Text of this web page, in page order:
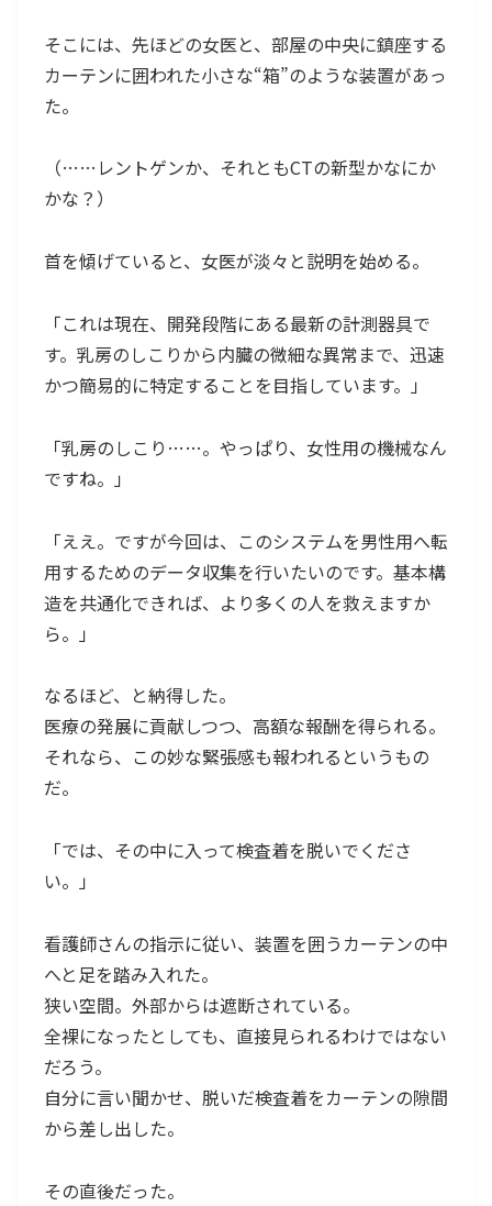
そこには、先ほどの女医と、部屋の中央に鎮座する
カーテンに囲われた小さな“箱”のような装置があっ
た。
（……レントゲンか、それともCTの新型かなにか
かな？）
首を傾げていると、女医が淡々と説明を始める。
「これは現在、開発段階にある最新の計測器具で
す。乳房のしこりから内臓の微細な異常まで、迅速
かつ簡易的に特定することを目指しています。」
「乳房のしこり……。やっぱり、女性用の機械なん
ですね。」
「ええ。ですが今回は、このシステムを男性用へ転
用するためのデータ収集を行いたいのです。基本構
造を共通化できれば、より多くの人を救えますか
ら。」
なるほど、と納得した。
医療の発展に貢献しつつ、高額な報酬を得られる。
それなら、この妙な緊張感も報われるというもの
だ。
「では、その中に入って検査着を脱いでくださ
い。」
看護師さんの指示に従い、装置を囲うカーテンの中
へと足を踏み入れた。
狭い空間。外部からは遮断されている。
全裸になったとしても、直接見られるわけではない
だろう。
自分に言い聞かせ、脱いだ検査着をカーテンの隙間
から差し出した。
その直後だった。